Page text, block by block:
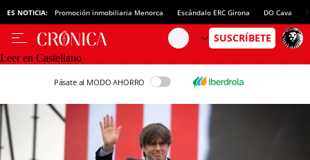
ES NOTICIA: Promoción inmobiliaria Menorca Escándalo ERC Girona DO Cava
Leer en Castellano
Pásate al MODO AHORRO